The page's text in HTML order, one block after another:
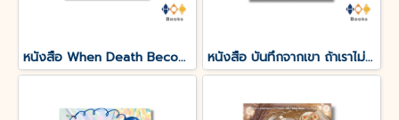
หนังสือ When Death Becomes เมื่อความตายกลายเป็นอื่น หนังสือ บันทึกจากเขา ถ้าเราไม่ได้เจอกันอีก